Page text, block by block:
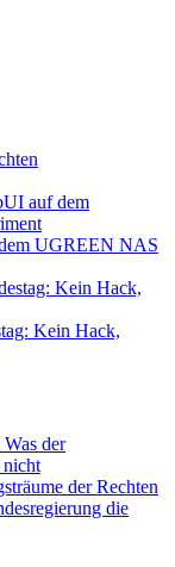
auf dem
UGREEN NAS
Kein Hack,
Kein Hack,
der
nicht
der Rechten
die